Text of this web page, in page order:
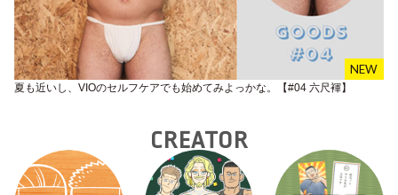
夏も近いし、VIOのセルフケアでも始めてみよっかな。【#04 六尺褌】
CREATOR